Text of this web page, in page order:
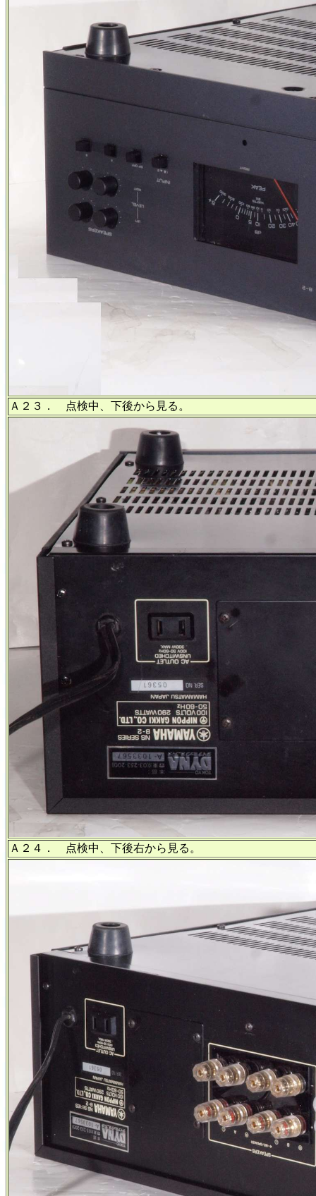
Ａ２３． 点検中、下後から見る。
Ａ２４． 点検中、下後右から見る。